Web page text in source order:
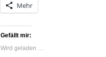
Mehr
Gefällt mir:
Wird geladen …